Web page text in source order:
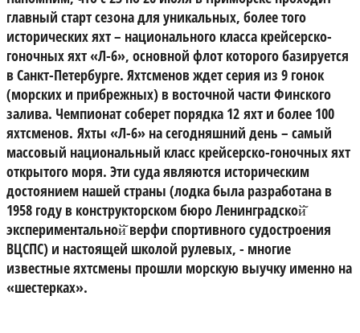
главный старт сезона для уникальных, более того
исторических яхт – национального класса крейсерско-
гоночных яхт «Л-6», основной флот которого базируется
в Санкт-Петербурге. Яхтсменов ждет серия из 9 гонок
(морских и прибрежных) в восточной части Финского
залива. Чемпионат соберет порядка 12 яхт и более 100
яхтсменов. Яхты «Л-6» на сегодняшний день – самый
массовый национальный класс крейсерско-гоночных яхт
открытого моря. Эти суда являются историческим
достоянием нашей страны (лодка была разработана в
1958 году в конструкторском бюро Ленинградской̆
экспериментальной̆ верфи спортивного судостроения
ВЦСПС) и настоящей школой рулевых, - многие
известные яхтсмены прошли морскую выучку именно на
«шестерках».